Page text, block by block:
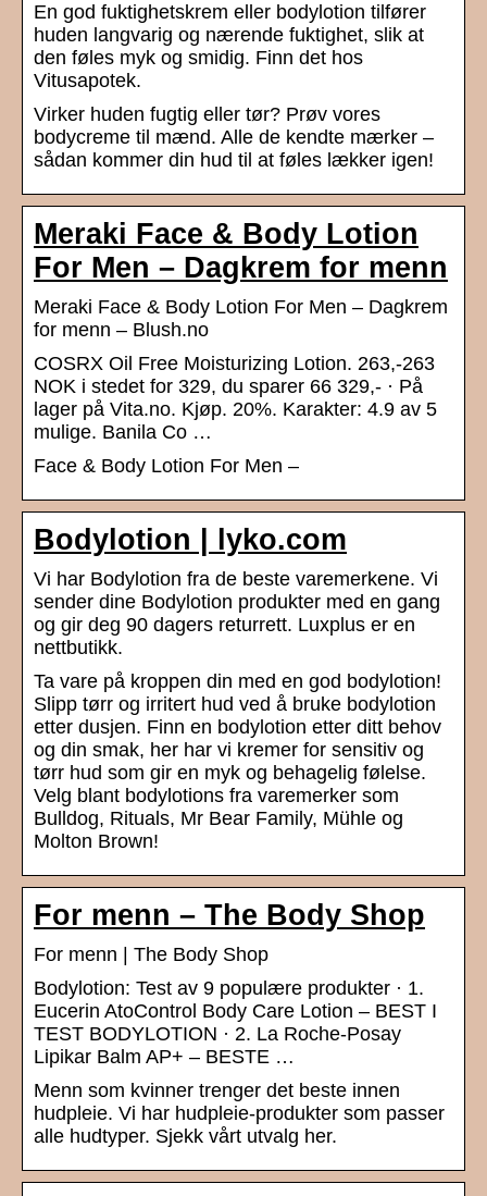
En god fuktighetskrem eller bodylotion tilfører
huden langvarig og nærende fuktighet, slik at
den føles myk og smidig. Finn det hos
Vitusapotek.
Virker huden fugtig eller tør? Prøv vores
bodycreme til mænd. Alle de kendte mærker –
sådan kommer din hud til at føles lækker igen!
Meraki Face & Body Lotion
For Men – Dagkrem for menn
Meraki Face & Body Lotion For Men – Dagkrem
for menn – Blush.no
COSRX Oil Free Moisturizing Lotion. 263,-263
NOK i stedet for 329, du sparer 66 329,- · På
lager på Vita.no. Kjøp. 20%. Karakter: 4.9 av 5
mulige. Banila Co …
Face & Body Lotion For Men –
Bodylotion | lyko.com
Vi har Bodylotion fra de beste varemerkene. Vi
sender dine Bodylotion produkter med en gang
og gir deg 90 dagers returrett. Luxplus er en
nettbutikk.
Ta vare på kroppen din med en god bodylotion!
Slipp tørr og irritert hud ved å bruke bodylotion
etter dusjen. Finn en bodylotion etter ditt behov
og din smak, her har vi kremer for sensitiv og
tørr hud som gir en myk og behagelig følelse.
Velg blant bodylotions fra varemerker som
Bulldog, Rituals, Mr Bear Family, Mühle og
Molton Brown!
For menn – The Body Shop
For menn | The Body Shop
Bodylotion: Test av 9 populære produkter · 1.
Eucerin AtoControl Body Care Lotion – BEST I
TEST BODYLOTION · 2. La Roche-Posay
Lipikar Balm AP+ – BESTE …
Menn som kvinner trenger det beste innen
hudpleie. Vi har hudpleie-produkter som passer
alle hudtyper. Sjekk vårt utvalg her.